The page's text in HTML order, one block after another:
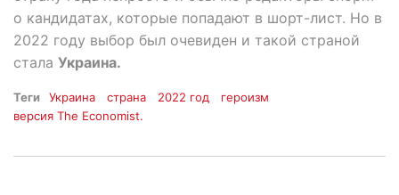
о кандидатах, которые попадают в шорт-лист. Но в
2022 году выбор был очевиден и такой страной
стала Украина.
Теги Украина страна 2022 год
героизм
версия The Economist.